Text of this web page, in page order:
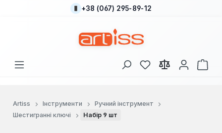
Перейти до основного вмісту
+38 (067) 295-89-12
У вас є 0 у списку
Artiss Інструменти
Ручний інструмент
Шестигранні ключі
Набір 9 шт